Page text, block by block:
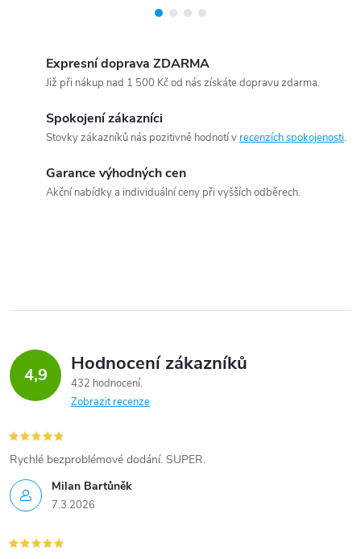
Expresní doprava ZDARMA
Již při nákup nad 1 500 Kč od nás získáte dopravu zdarma.
Spokojení zákazníci
Stovky zákazníků nás pozitivně hodnotí v recenzích spokojenosti.
Garance výhodných cen
Akční nabídky a individuální ceny při vyšších odběrech.
4,9 Hodnocení zákazníků
432 hodnocení
Zobrazit recenze
Milan Bartůněk
7.3.2026
Rychlé bezproblémové dodání. SUPER.